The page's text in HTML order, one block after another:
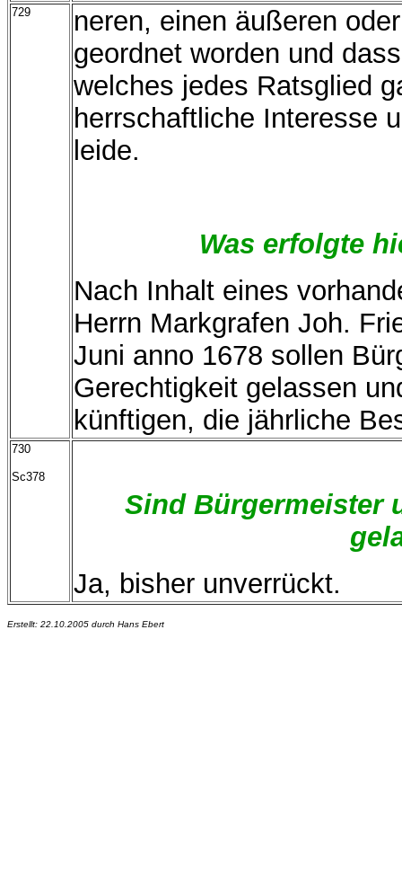
729
neren, einen äußeren
geordnet worden und
welches jedes Ratsglied
herrschaftliche Interesse
leide.
Was erfolgte
Nach Inhalt eines
Herrn Markgrafen Joh.
Juni anno 1678 sollen
Gerechtigkeit gelassen
künftigen, die jährliche
730
Sc378
Sind Bürgermeister
Ja, bisher unverrückt.
Erstellt: 22.10.2005 durch Hans Ebert